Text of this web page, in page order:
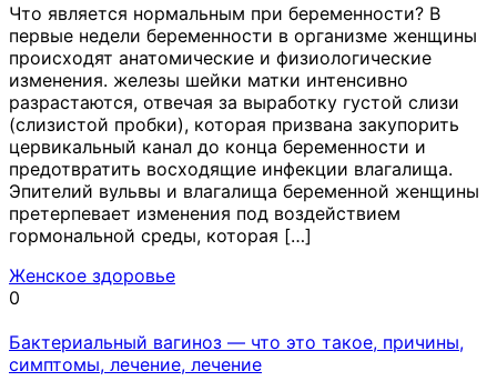
Что является нормальным при беременности? В
первые недели беременности в организме женщины
происходят анатомические и физиологические
изменения. железы шейки матки интенсивно
разрастаются, отвечая за выработку густой слизи
(слизистой пробки), которая призвана закупорить
цервикальный канал до конца беременности и
предотвратить восходящие инфекции влагалища.
Эпителий вульвы и влагалища беременной женщины
претерпевает изменения под воздействием
гормональной среды, которая […]
Женское здоровье
0
Бактериальный вагиноз — что это такое, причины,
симптомы, лечение, лечение